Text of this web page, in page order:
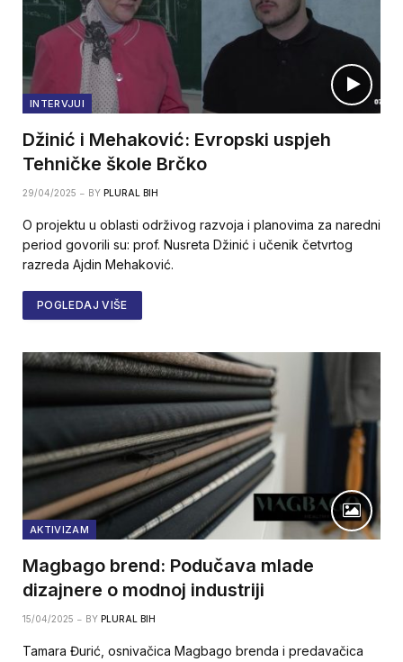
INTERVJUI
Džinić i Mehaković: Evropski uspjeh
Tehničke škole Brčko
29/04/2025 BY PLURAL BIH
O projektu u oblasti održivog razvoja i planovima za naredni
period govorili su: prof. Nusreta Džinić i učenik četvrtog
razreda Ajdin Mehaković.
POGLEDAJ VIŠE
AKTIVIZAM
Magbago brend: Podučava mlade
dizajnere o modnoj industriji
15/04/2025 BY PLURAL BIH
Tamara Đurić, osnivačica Magbago brenda i predavačica